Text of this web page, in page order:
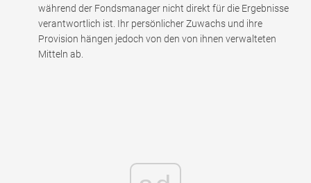
während der Fondsmanager nicht direkt für die Ergebnisse
verantwortlich ist. Ihr persönlicher Zuwachs und ihre
Provision hängen jedoch von den von ihnen verwalteten
Mitteln ab.